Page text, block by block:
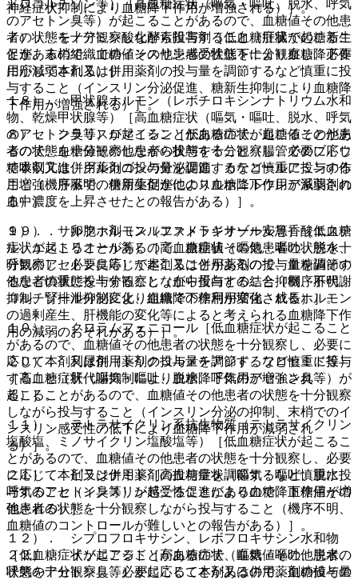
ドロコルチゾン等）［高血糖症状（嘔気・嘔吐、脱水、呼気
のアセトン臭等）が起こることがあるので、血糖値その他患
者の状態を十分観察しながら投与すること（肝臓での糖新生
促進、末梢組織でのインスリン感受性低下により血糖降下作
用が減弱される）］。
１８）． 甲状腺ホルモン（レボチロキシンナトリウム水和
物、乾燥甲状腺等）［高血糖症状（嘔気・嘔吐、脱水、呼気
のアセトン臭等）が起こることがあるので、血糖値その他患
者の状態を十分観察しながら投与すること（腸管でのブドウ
糖吸収亢進、グルカゴンの分泌促進、カテコールアミンの作
用増強、肝臓での糖新生促進により血糖降下作用が減弱され
る）］。
１９）． 卵胞ホルモン（エストラジオール安息香酸エステ
ル、エストリオール等）［高血糖症状（嘔気・嘔吐、脱水、
呼気のアセトン臭等）が起こることがあるので、血糖値その
他患者の状態を十分観察しながら投与すること（機序不明、
コルチゾール分泌変化、組織での糖利用変化、成長ホルモン
の過剰産生、肝機能の変化等によると考えられる血糖降下作
用の減弱のおそれがある）］。
２０）． 利尿剤（トリクロルメチアジド、フロセミド等）
［高血糖症状（嘔気・嘔吐、脱水、呼気のアセトン臭等）が
起こることがあるので、血糖値その他患者の状態を十分観察
しながら投与すること（インスリン分泌の抑制、末梢でのイ
ンスリン感受性の低下により血糖降下作用が減弱され
る）］。
２１）． ピラジナミド［高血糖症状（嘔気・嘔吐、脱水、
呼気のアセトン臭等）が起こることがあるので、血糖値その
他患者の状態を十分観察しながら投与すること（機序不明、
血糖値のコントロールが難しいとの報告がある）］。
２２）． イソニアジド［高血糖症状（嘔気・嘔吐、脱水、
呼気のアセトン臭等）が起こることがあるので、血糖値その
神経症状抑制により血糖降下作用が増強される）］。
７）． モノアミン酸化酵素阻害剤［低血糖症状が起こるこ
とがあるので、血糖値その他患者の状態を十分観察し、必要
に応じて本剤又は併用薬剤の投与量を調節するなど慎重に投
与すること（インスリン分泌促進、糖新生抑制により血糖降
下作用が増強される）］。
８）． クラリスロマイシン［低血糖症状が起こることがあ
るので、血糖値その他患者の状態を十分観察し、必要に応じ
て本剤又は併用薬剤の投与量を調節するなど慎重に投与する
こと（機序不明、併用薬剤が他のスルホニルウレア系薬剤の
血中濃度を上昇させたとの報告がある）］。
９）． サルファ剤（スルファメトキサゾール等）［低血糖
症状が起こることがあるので、血糖値その他患者の状態を十
分観察し、必要に応じて本剤又は併用薬剤の投与量を調節す
るなど慎重に投与すること（血中蛋白との結合抑制、肝代謝
抑制、腎排泄抑制により血糖降下作用が増強される）］。
１０）． クロラムフェニコール［低血糖症状が起こること
があるので、血糖値その他患者の状態を十分観察し、必要に
応じて本剤又は併用薬剤の投与量を調節するなど慎重に投与
すること（肝代謝抑制により血糖降下作用が増強され
る）］。
１１）． テトラサイクリン系抗生物質（テトラサイクリン
塩酸塩、ミノサイクリン塩酸塩等）［低血糖症状が起こるこ
とがあるので、血糖値その他患者の状態を十分観察し、必要
に応じて本剤又は併用薬剤の投与量を調節するなど慎重に投
与すること（インスリン感受性促進により血糖降下作用が増
強される）］。
１２）． シプロフロキサシン、レボフロキサシン水和物
［低血糖症状が起こることがあるので、血糖値その他患者の
状態を十分観察し、必要に応じて本剤又は併用薬剤の投与量